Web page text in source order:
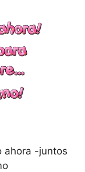
ahora -juntos